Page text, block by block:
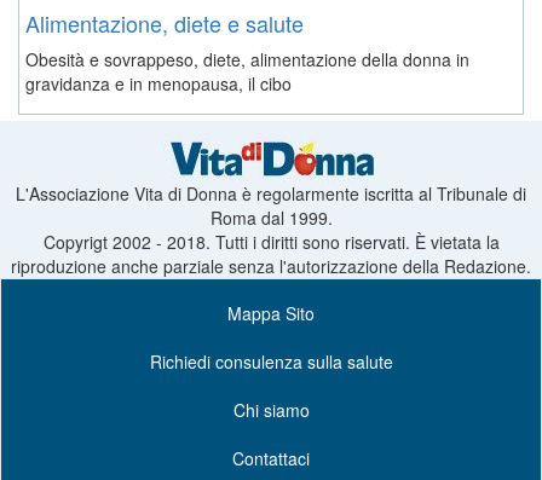
Alimentazione, diete e salute
Obesità e sovrappeso, diete, alimentazione della donna in
gravidanza e in menopausa, il cibo
L'Associazione Vita di Donna è regolarmente iscritta al Tribunale di
Roma dal 1999.
Copyrigt 2002 - 2018. Tutti i diritti sono riservati. È vietata la
riproduzione anche parziale senza l'autorizzazione della Redazione.
Mappa Sito
Richiedi consulenza sulla salute
Chi siamo
Contattaci